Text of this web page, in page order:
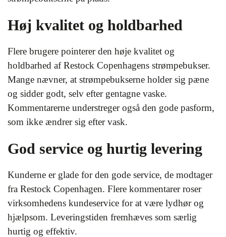
Høj kvalitet og holdbarhed
Flere brugere pointerer den høje kvalitet og
holdbarhed af Restock Copenhagens strømpebukser.
Mange nævner, at strømpebukserne holder sig pæne
og sidder godt, selv efter gentagne vaske.
Kommentarerne understreger også den gode pasform,
som ikke ændrer sig efter vask.
God service og hurtig levering
Kunderne er glade for den gode service, de modtager
fra Restock Copenhagen. Flere kommentarer roser
virksomhedens kundeservice for at være lydhør og
hjælpsom. Leveringstiden fremhæves som særlig
hurtig og effektiv.